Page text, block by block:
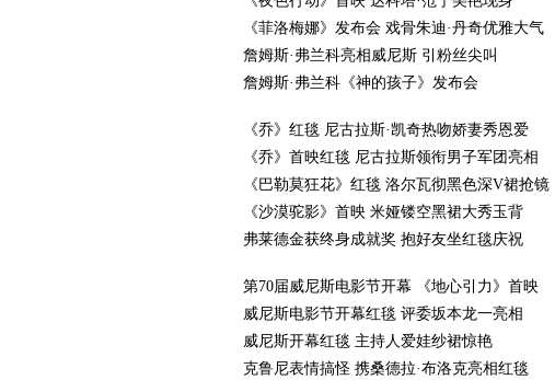
《菲洛梅娜》发布会 戏骨朱迪·丹奇优雅大气
詹姆斯·弗兰科亮相威尼斯 引粉丝尖叫
詹姆斯·弗兰科《神的孩子》发布会
《乔》红毯 尼古拉斯·凯奇热吻娇妻秀恩爱
《乔》首映红毯 尼古拉斯领衔男子军团亮相
《巴勒莫狂花》红毯 洛尔瓦彻黑色深V裙抢镜
《沙漠驼影》首映 米娅镂空黑裙大秀玉背
弗莱德金获终身成就奖 抱好友坐红毯庆祝
第70届威尼斯电影节开幕 《地心引力》首映
威尼斯电影节开幕红毯 评委坂本龙一亮相
威尼斯开幕红毯 主持人爱娃纱裙惊艳
克鲁尼表情搞怪 携桑德拉·布洛克亮相红毯